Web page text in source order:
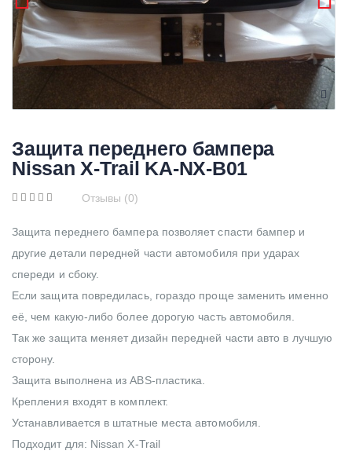
Защита переднего бампера
Nissan X-Trail KA-NX-B01
Отзывы (0)
Защита переднего бампера позволяет спасти бампер и
другие детали передней части автомобиля при ударах
спереди и сбоку.
Если защита повредилась, гораздо проще заменить именно
её, чем какую-либо более дорогую часть автомобиля.
Так же защита меняет дизайн передней части авто в лучшую
сторону.
Защита выполнена из ABS-пластика.
Крепления входят в комплект.
Устанавливается в штатные места автомобиля.
Подходит для: Nissan X-Trail